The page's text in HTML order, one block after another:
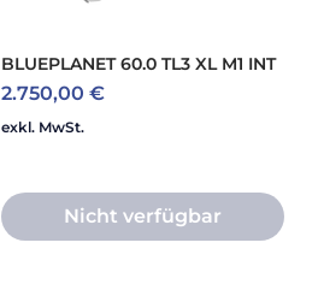
BLUEPLANET 60.0 TL3 XL M1 INT
Preis
2.750,00 €
exkl. MwSt.
Nicht verfügbar